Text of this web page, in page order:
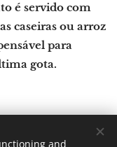
é servido com
caseiras ou arroz
para
gota.
and